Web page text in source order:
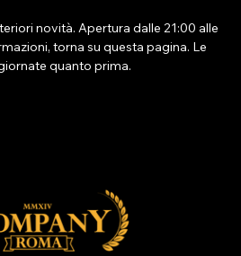
novità. Apertura dalle 21:00 alle
torna su questa pagina. Le
quanto prima.